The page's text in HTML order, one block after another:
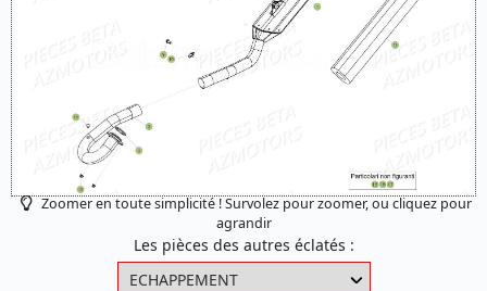
Zoomer en toute simplicité ! Survolez pour zoomer, ou cliquez pour
agrandir
Les pièces des autres éclatés :